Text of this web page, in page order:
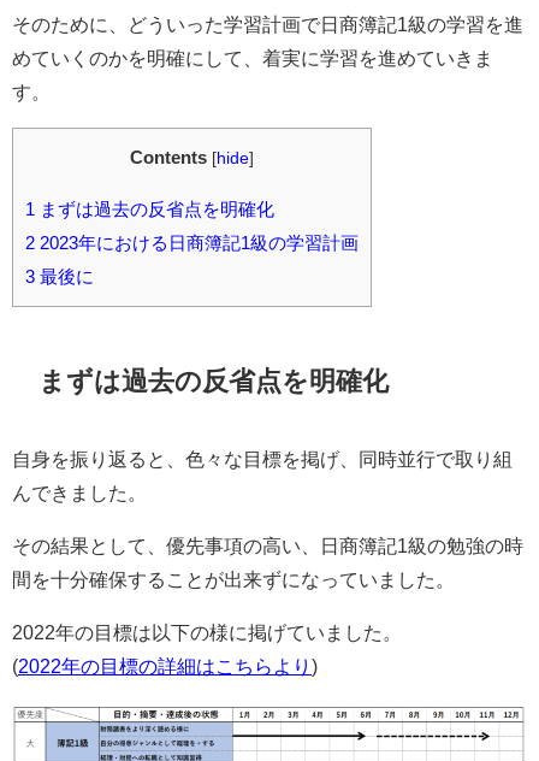
そのために、どういった学習計画で日商簿記1級の学習を進
めていくのかを明確にして、着実に学習を進めていきま
す。
Contents [hide]
1 まずは過去の反省点を明確化
2 2023年における日商簿記1級の学習計画
3 最後に
まずは過去の反省点を明確化
自身を振り返ると、色々な目標を掲げ、同時並行で取り組
んできました。
その結果として、優先事項の高い、日商簿記1級の勉強の時
間を十分確保することが出来ずになっていました。
2022年の目標は以下の様に掲げていました。
(2022年の目標の詳細はこちらより )